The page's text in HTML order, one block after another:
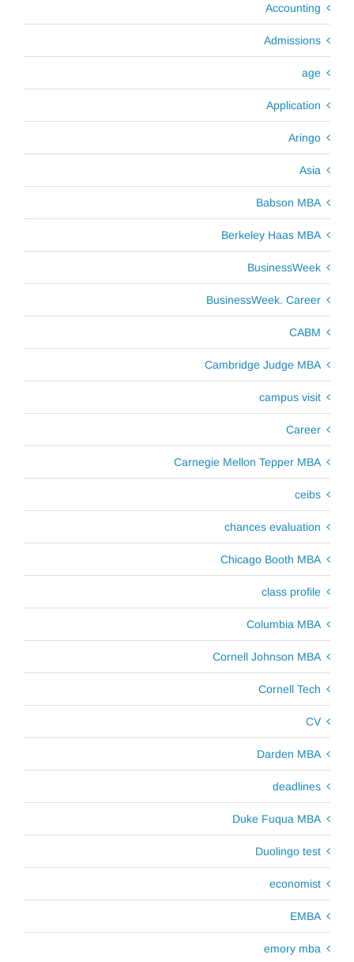
Accounting
Admissions
age
Application
Aringo
Asia
Babson MBA
Berkeley Haas MBA
BusinessWeek
BusinessWeek. Career
CABM
Cambridge Judge MBA
campus visit
Career
Carnegie Mellon Tepper MBA
ceibs
chances evaluation
Chicago Booth MBA
class profile
Columbia MBA
Cornell Johnson MBA
Cornell Tech
CV
Darden MBA
deadlines
Duke Fuqua MBA
Duolingo test
economist
EMBA
emory mba